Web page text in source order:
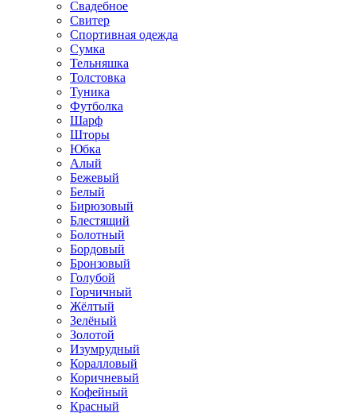
Свадебное
Свитер
Спортивная одежда
Сумка
Тельняшка
Толстовка
Туника
Футболка
Шарф
Шторы
Юбка
Алый
Бежевый
Белый
Бирюзовый
Блестящий
Болотный
Бордовый
Бронзовый
Голубой
Горчичный
Жёлтый
Зелёный
Золотой
Изумрудный
Коралловый
Коричневый
Кофейный
Красный